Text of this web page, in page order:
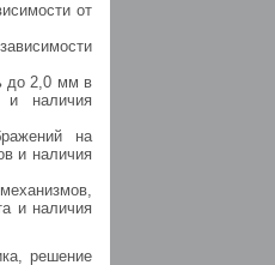
от
до 2,0 мм в
и наличия
на
и наличия
и наличия
решение